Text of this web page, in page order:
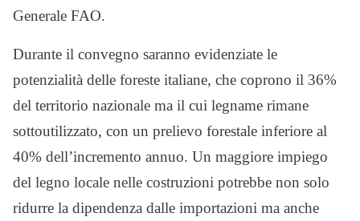
Generale FAO.
Durante il convegno saranno evidenziate le
potenzialità delle foreste italiane, che coprono il 36%
del territorio nazionale ma il cui legname rimane
sottoutilizzato, con un prelievo forestale inferiore al
40% dell’incremento annuo. Un maggiore impiego
del legno locale nelle costruzioni potrebbe non solo
ridurre la dipendenza dalle importazioni ma anche